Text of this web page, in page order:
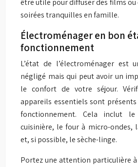
être utile pour diffuser des films ou
soirées tranquilles en famille.
Électroménager en bon
fonctionnement
L’état de l’électroménager est
négligé mais qui peut avoir un
le confort de votre séjour.
appareils essentiels sont
fonctionnement. Cela inclut
cuisinière, le four à micro-ondes,
et, si possible, le sèche-linge.
Portez une attention particulière à